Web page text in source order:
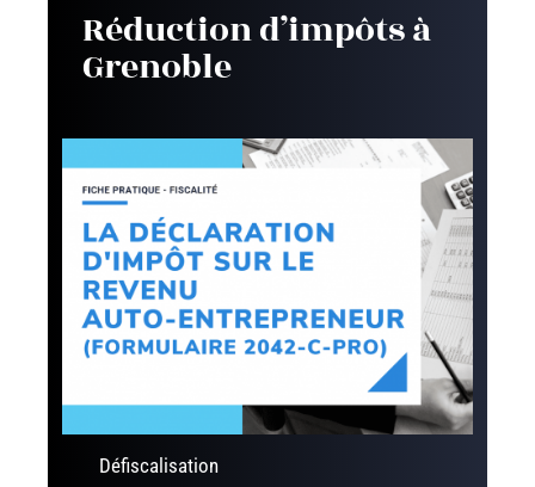
Réduction d’impôts à
Grenoble
Défiscalisation